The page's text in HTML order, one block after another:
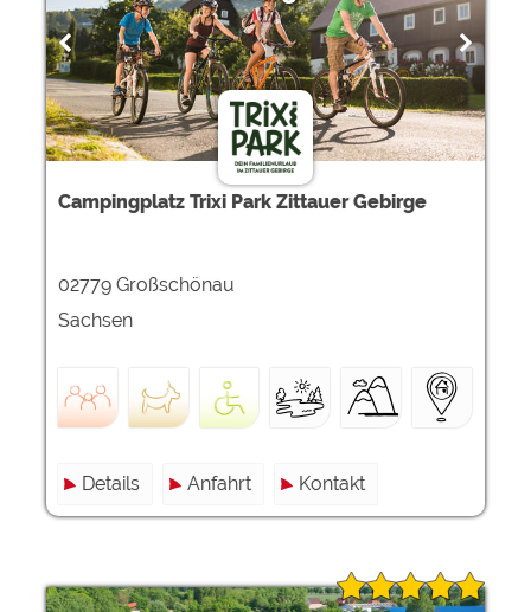
Campingplatz Trixi Park Zittauer Gebirge
02779 Großschönau
Sachsen
Details Anfahrt Kontakt
Google Remarketing
https://policies.google.com/privacy
Die Cookieeinstellungen können jeder Zeit im Footer
über "COOKIES" geändert werden!